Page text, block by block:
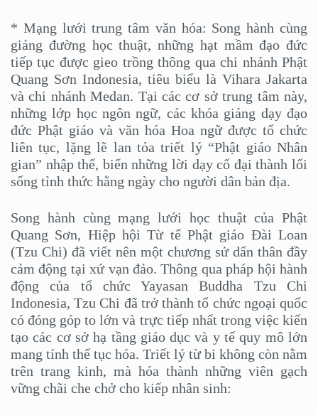
* Mạng lưới trung tâm văn hóa: Song hành cùng
giảng đường học thuật, những hạt mầm đạo đức
tiếp tục được gieo trồng thông qua chi nhánh Phật
Quang Sơn Indonesia, tiêu biểu là Vihara Jakarta
và chi nhánh Medan. Tại các cơ sở trung tâm này,
những lớp học ngôn ngữ, các khóa giảng dạy đạo
đức Phật giáo và văn hóa Hoa ngữ được tổ chức
liên tục, lặng lẽ lan tỏa triết lý “Phật giáo Nhân
gian” nhập thế, biến những lời dạy cổ đại thành lối
sống tỉnh thức hằng ngày cho người dân bản địa.
Song hành cùng mạng lưới học thuật của Phật
Quang Sơn, Hiệp hội Từ tế Phật giáo Đài Loan
(Tzu Chi) đã viết nên một chương sử dấn thân đầy
cảm động tại xứ vạn đảo. Thông qua pháp hội hành
động của tổ chức Yayasan Buddha Tzu Chi
Indonesia, Tzu Chi đã trở thành tổ chức ngoại quốc
có đóng góp to lớn và trực tiếp nhất trong việc kiến
tạo các cơ sở hạ tầng giáo dục và y tế quy mô lớn
mang tính thế tục hóa. Triết lý từ bi không còn nằm
trên trang kinh, mà hóa thành những viên gạch
vững chãi che chở cho kiếp nhân sinh: